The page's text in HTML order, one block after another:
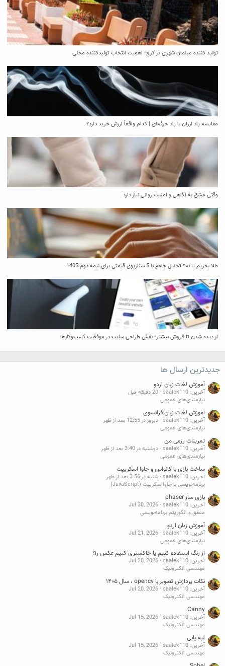
تولید کننده مبلمان شهری در کرج؛ اهمیت انتخاب تولیدکننده محلی
مقایسه پاد ارزان با پاد حرفه‌ای | کدام واقعاً ارزش خرید دارد؟
وقتی عشق به آگاهی و امنیت روانی نیاز دارد
طلا بخریم یا نه؟ تحلیل جامع با 5 سناریوی قیمتی برای نیمه دوم 1405
از دیده شدن تا فروش بیشتر؛ نقش طراحی سایت در موفقیت کسب‌وکارها
جدیدترین ارسال ها
آموزش لغات زبان اردو
آخرین: saalek110
20 دقیقه قبل
نیازمندی‌های عمومی
آموزش لغات زبان فرانسوی
آخرین: saalek110
دیروز در 12:55 بعد از ظهر
نیازمندی‌های عمومی
تمرینات رزمی من
آخرین: saalek110
دوشنبه در 3:40 بعد از ظهر
نیازمندی‌های عمومی
ساخت بازی با کانواس و جاوا اسکریپت
آخرین: saalek110
شنبه در 3:56 بعد از ظهر
برنامه‌نویسی با جاوااسکریپت (JavaScript)
بازی ساز phaser
آخرین: saalek110
Jul 30, 2026
منطق و الگوریتم برنامه‌نویسی
آموزش زبان اردو
آخرین: saalek110
Jul 21, 2026
نیازمندی‌های عمومی
از رنگ استفاده کنیم یا خاکستری کنیم عکس را؟
آخرین: saalek110
Jul 20, 2026
مهندسی الکترونیک
نکات پردازش تصویر با opencv ، سال ۱۴۰۵
آخرین: saalek110
Jul 20, 2026
مهندسی الکترونیک
Canny
آخرین: saalek110
Jul 15, 2026
مهندسی الکترونیک
لبه یابی
آخرین: saalek110
Jul 15, 2026
مهندسی الکترونیک